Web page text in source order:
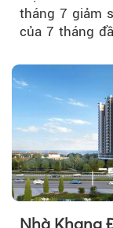
tháng 7 giảm
của 7 tháng
Nhà Khang